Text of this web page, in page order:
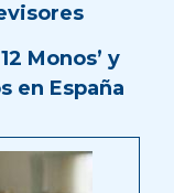
Monos’ y
en España